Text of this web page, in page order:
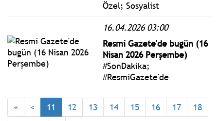
alındı.
Özel; Sosyalist
Sosyalist Partisi’nin
düzenleyeceği Küresel
İlerici Seferberlik
toplantısının ilkine
katılmak üzere İspanya’nın
Barselona kentine gidecek.
16.04.2026 03:00
Resmi Gazete'de bugün (16
Nisan 2026 Perşembe)
#SonDakika;
#ResmiGazete'de
Perşembe yönetmelik,
genelge ve tebliğler
« < 11 12 13 14 15 16 17
18